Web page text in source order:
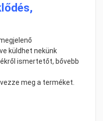
küldhet nekünk
ismertetőt, bővebb
meg a terméket.